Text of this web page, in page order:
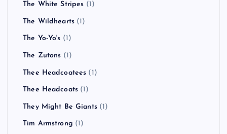
The White Stripes (1)
The Wildhearts (1)
The Yo-Yo's (1)
The Zutons (1)
Thee Headcoatees (1)
Thee Headcoats (1)
They Might Be Giants(1)
Tim Armstrong (1)